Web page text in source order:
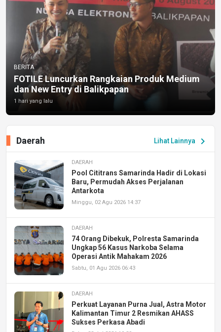
BERITA
FOTILE Luncurkan Rangkaian Produk Medium
dan New Entry di Balikpapan
1 hari yang lalu
Lihat Lainnya chevron_right
Daerah
DAERAH
Pool Cititrans Samarinda Hadir di Lokasi
Baru, Permudah Akses Perjalanan
Antarkota
Minggu, 02 Agu 2026 14:37
DAERAH
74 Orang Dibekuk, Polresta Samarinda
Ungkap 56 Kasus Narkoba Selama
Operasi Antik Mahakam 2026
Sabtu, 01 Agu 2026 06:43
DAERAH
Perkuat Layanan Purna Jual, Astra Motor
Kalimantan Timur 2 Resmikan AHASS
Sukses Perkasa Abadi